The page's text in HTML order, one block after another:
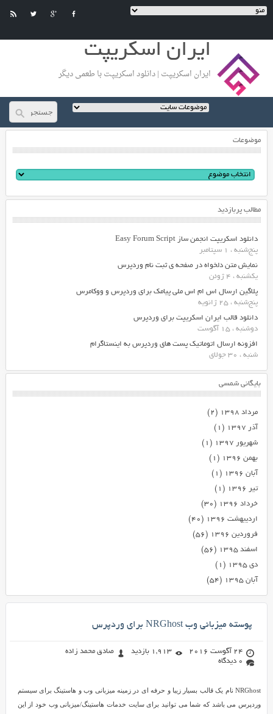
ایران اسکریپت
ایران اسکریپت | دانلود اسکریپت با طعمی دیگر
موضوعات
مطالب پربازدید
دانلود اسکریپت انجمن ساز Easy Forum Script
پنج‌شنبه ، 1 سپتامبر
نمایش متن دلخواه در صفحه ی ثبت نام وردپرس
یکشنبه ، 4 ژوئن
پلاگین ارسال اس ام اس ملی پیامک برای وردپرس و ووکامرس
پنج‌شنبه ، 25 ژانویه
دانلود قالب ایران اسکریپت برای وردپرس
دوشنبه ، 15 آگوست
افزونه ارسال اتوماتیک پست های وردپرس به اینستاگرام
شنبه ، 30 جولای
بایگانی شمسی
مرداد ۱۳۹۸
(۲)
آذر ۱۳۹۷
(۱)
شهریور ۱۳۹۷
(۱)
بهمن ۱۳۹۶
(۱)
آبان ۱۳۹۶
(۱)
تیر ۱۳۹۶
(۱)
خرداد ۱۳۹۶
(۳۰)
اردیبهشت ۱۳۹۶
(۴۰)
فروردین ۱۳۹۶
(۵۶)
اسفند ۱۳۹۵
(۵۶)
دی ۱۳۹۵
(۱)
آبان ۱۳۹۵
(۵۴)
پوسته میزبانی وب NRGhost برای وردپرس
24 آگوست 2016 1,913 بازدید
صادق محمد زاده
0 دیدگاه
NRGhost نام یک قالب بسیار زیبا و حرفه ای در زمینه میزبانی وب و هاستینگ برای سیستم
وردپرس می باشد که شما می توانید برای سایت خدمات هاستینگ/میزبانی وب خود از این